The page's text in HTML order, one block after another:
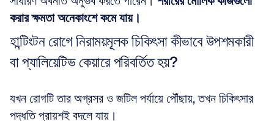
করার ক্ষমতা অনেকাংশে কমে যায়।
হান্টিংটন রোগে নিরাময়মূলক চিকিৎসা কীভাবে উপশমকারী
বা প্যালিয়েটিভ কেয়ারে পরিবর্তিত হয়?
যখন রোগটি তার অগ্রসর ও জটিল পর্যায়ে পৌঁছায়, তখন চিকিৎসার
পদ্ধতি প্রায়শই বদলে যায়।